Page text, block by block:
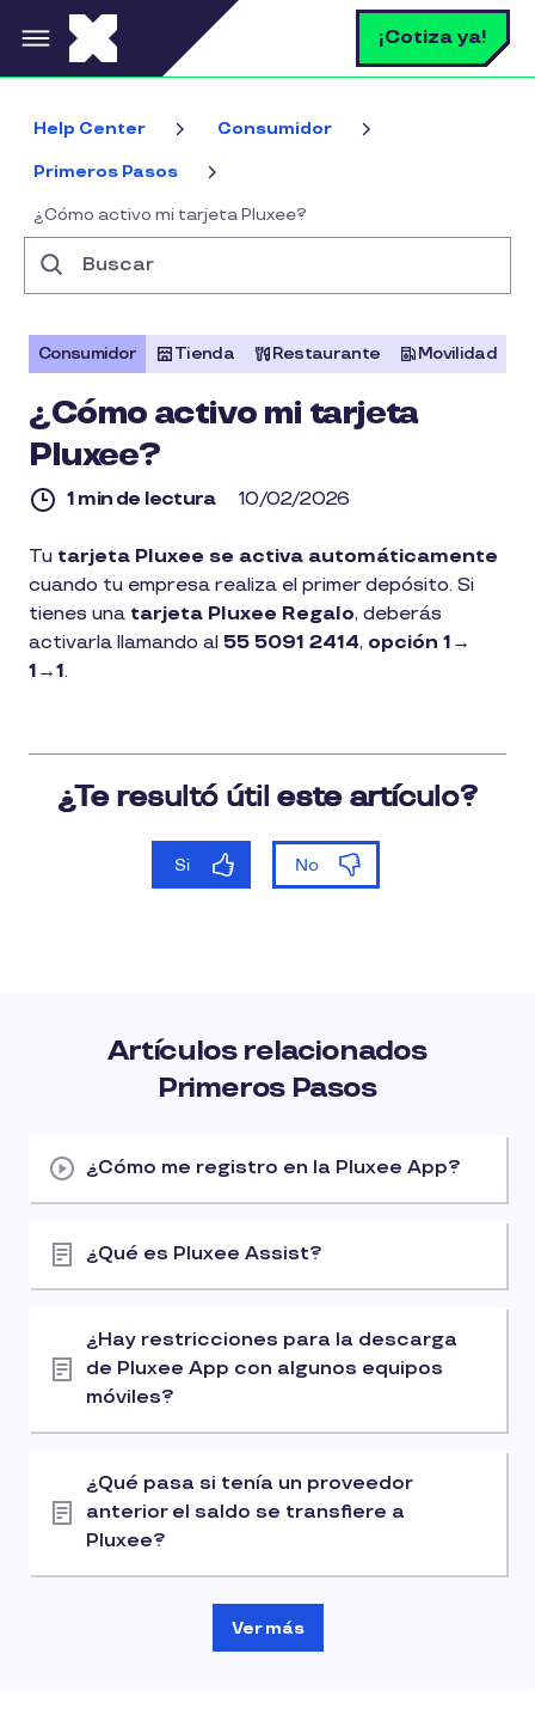
Pasar al contenido principal ¡Cotiza ya!
Help Center Consumidor
Primeros Pasos
¿Cómo activo mi tarjeta Pluxee?
Consumidor Tienda Restaurante Movilidad
¿Cómo activo mi tarjeta
Pluxee?
1 min de lectura 10/02/2026
1
de
lectura
Tu tarjeta Pluxee se activa automáticamente
cuando tu empresa realiza el primer depósito. Si
tienes una tarjeta Pluxee Regalo, deberás
activarla llamando al 55 5091 2414, opción 1→
1→1.
Artículos relacionados
Primeros Pasos
¿Cómo me registro en la Pluxee App?
¿Qué es Pluxee Assist?
¿Hay restricciones para la descarga
de Pluxee App con algunos equipos
móviles?
¿Qué pasa si tenía un proveedor
anterior el saldo se transfiere a
Pluxee?
Ver más